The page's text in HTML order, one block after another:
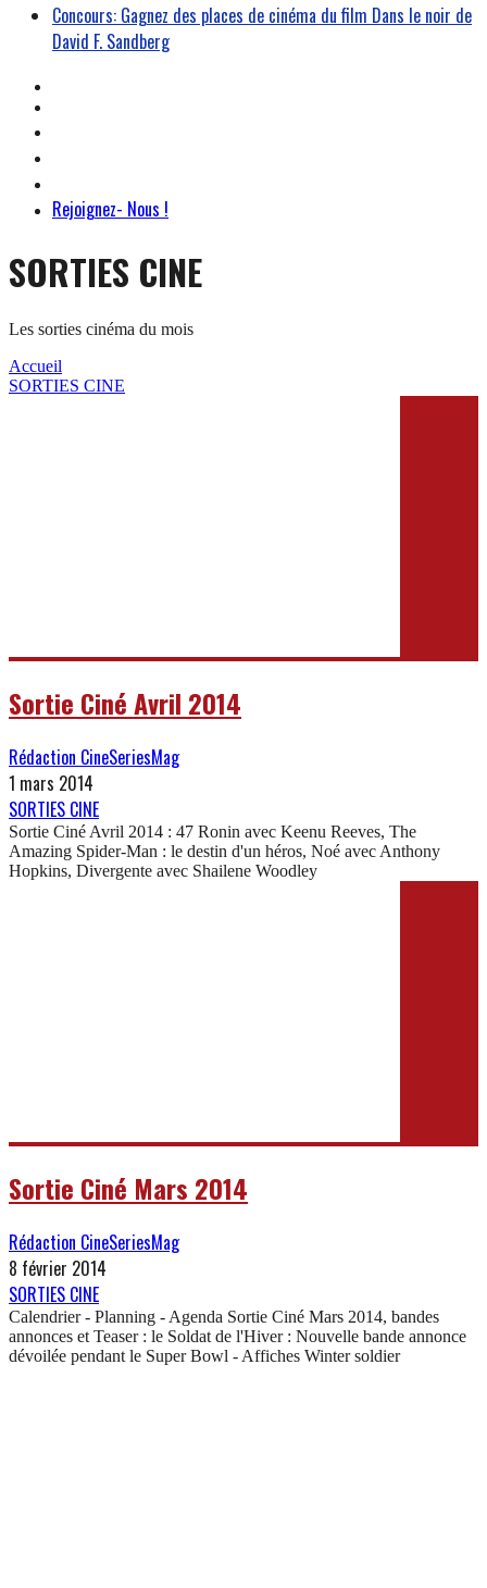
Concours: Gagnez des places de cinéma du film Dans le noir de
David F. Sandberg
Rejoignez- Nous !
SORTIES CINE
Les sorties cinéma du mois
Accueil
SORTIES CINE
Sortie Ciné Avril 2014
Rédaction CineSeriesMag
1 mars 2014
SORTIES CINE
Sortie Ciné Avril 2014 : 47 Ronin avec Keenu Reeves, The
Amazing Spider-Man : le destin d'un héros, Noé avec Anthony
Hopkins, Divergente avec Shailene Woodley
Sortie Ciné Mars 2014
Rédaction CineSeriesMag
8 février 2014
SORTIES CINE
Calendrier - Planning - Agenda Sortie Ciné Mars 2014, bandes
annonces et Teaser : le Soldat de l'Hiver : Nouvelle bande annonce
dévoilée pendant le Super Bowl - Affiches Winter soldier